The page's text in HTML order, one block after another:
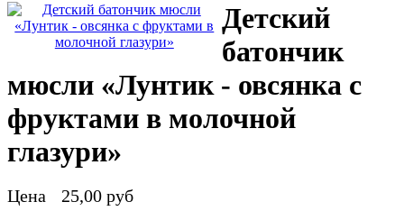
Детский
батончик
мюсли «Лунтик - овсянка с
фруктами в молочной
глазури»
Цена 25,00 руб